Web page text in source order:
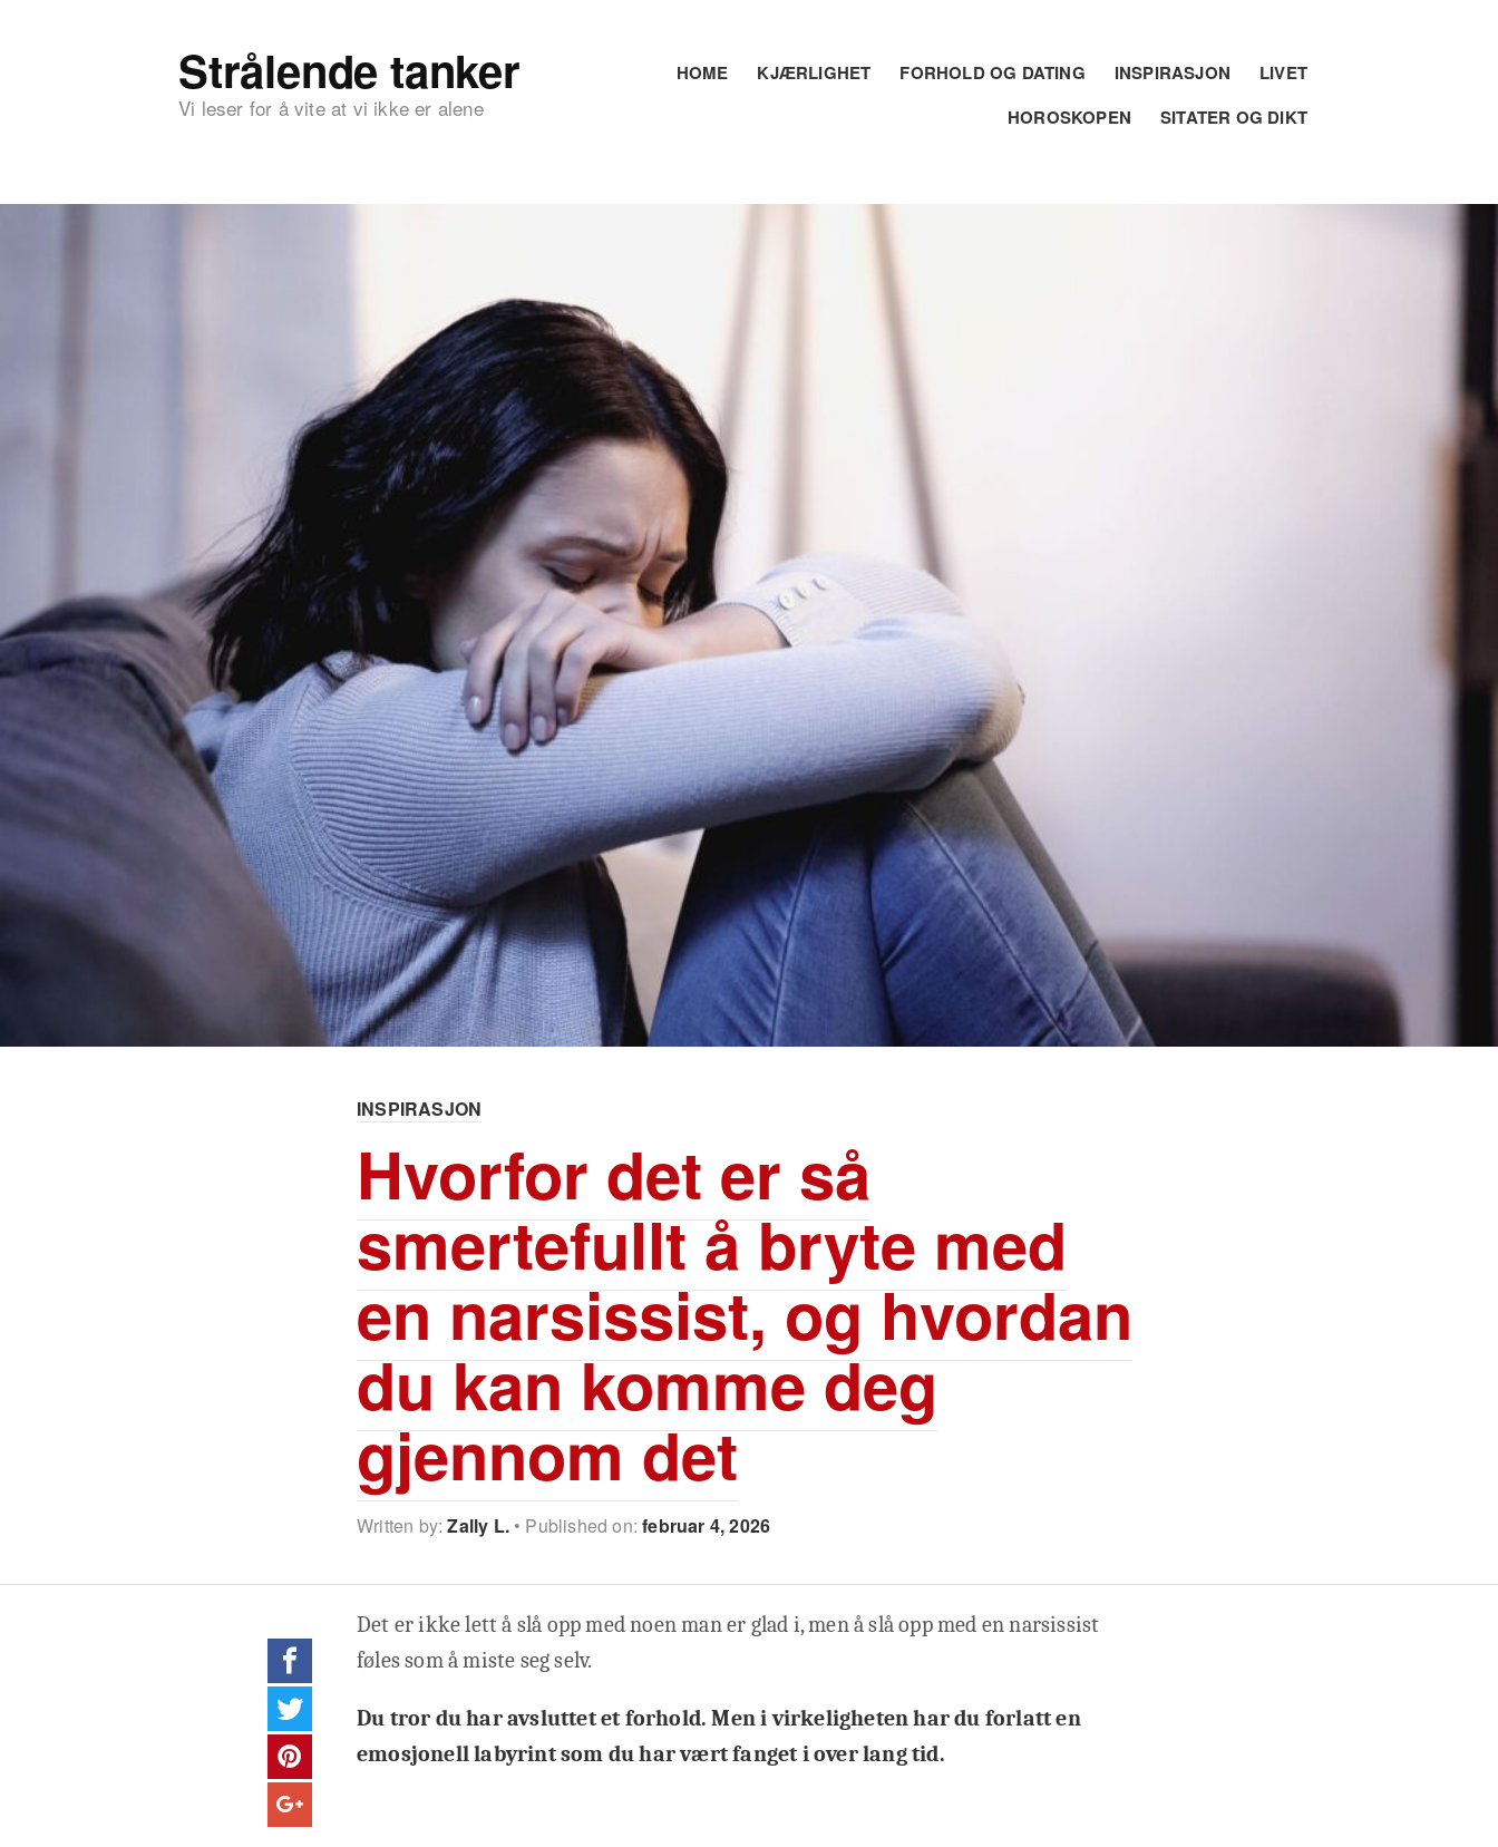
Strålende tanker
Vi leser for å vite at vi ikke er alene
HOME KJÆRLIGHET FORHOLD OG DATING INSPIRASJON
LIVET
HOROSKOPEN
SITATER OG DIKT
INSPIRASJON
Hvorfor det er så
smertefullt å bryte med
en narsissist, og hvordan
du kan komme deg
gjennom det
Written by:Zally L. Published on:februar 4, 2026
Det er ikke lett å slå opp med noen man er glad i, men å slå opp med en narsissist
føles som å miste seg selv.
Du tror du har avsluttet et forhold. Men i virkeligheten har du forlatt en
emosjonell labyrint som du har vært fanget i over lang tid.